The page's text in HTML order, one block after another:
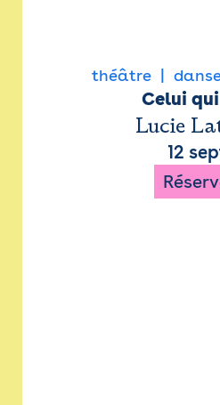
théâtre
Celui
Lucie
12